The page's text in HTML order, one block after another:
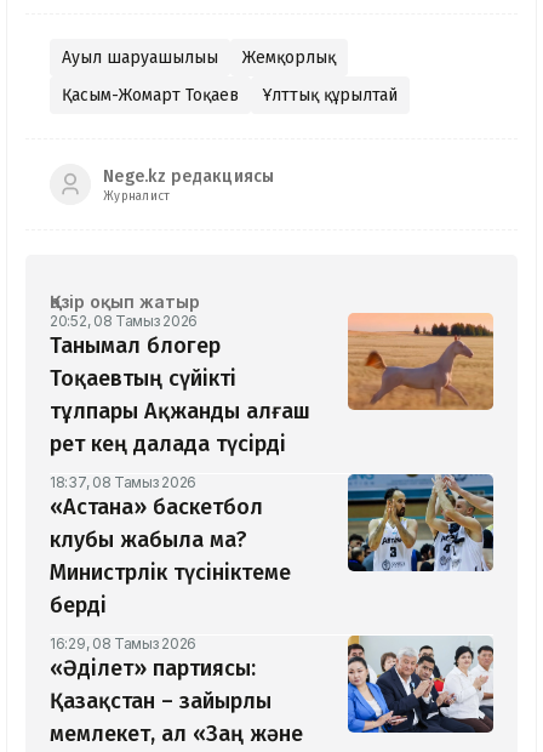
Ауыл шаруашылығы
Жемқорлық
Қасым-Жомарт Тоқаев
Ұлттық құрылтай
Nege.kz редакциясы
Журналист
Қазір оқып жатыр
20:52, 08 Тамыз 2026
Танымал блогер
Тоқаевтың сүйікті
тұлпары Ақжанды алғаш
рет кең далада түсірді
18:37, 08 Тамыз 2026
«Астана» баскетбол
клубы жабыла ма?
Министрлік түсініктеме
берді
16:29, 08 Тамыз 2026
«Әділет» партиясы:
Қазақстан – зайырлы
мемлекет, ал «Заң және